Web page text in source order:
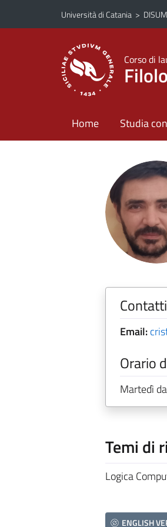
Vai al contenuto principale
Vai al menu di navigazione
Università di Catania > DISUM
Corso di
Home Studia
Contatti
Email:
Orario
Martedì
Temi di
Logica
ENGLISH